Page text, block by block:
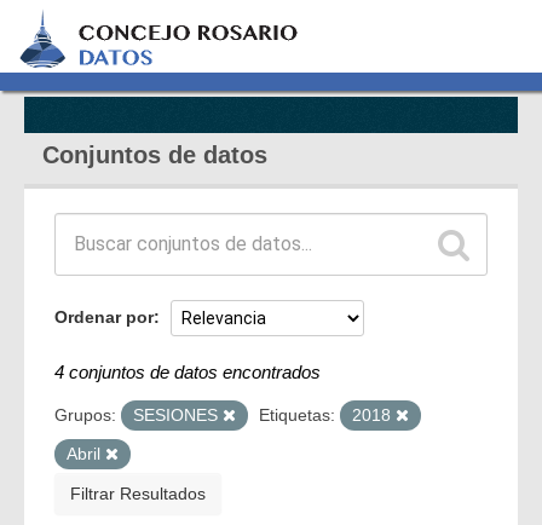
Conjuntos de datos
Ordenar por
4 conjuntos de datos encontrados
Grupos: SESIONES Etiquetas:
2018
Abril
Filtrar Resultados